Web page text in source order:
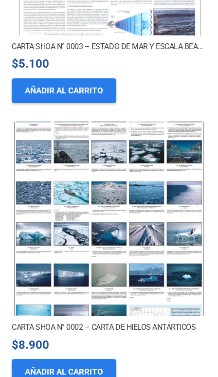
CARTA SHOA N° 0003 – ESTADO DE MAR Y ESCALA BEAUFORT
$5.100
AÑADIR AL CARRITO
CARTA SHOA N° 0002 – CARTA DE HIELOS ANTÁRTICOS
$8.900
AÑADIR AL CARRITO